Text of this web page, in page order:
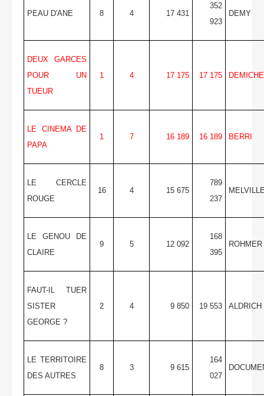
PEAU D'ANE 8 4 17 431
352
923
DEMY
DEUX GARCES
POUR UN
TUEUR
1 4 17 175 17 175
LE CINEMA DE
PAPA
1 7 16 189 16 189 BERRI
LE CERCLE
ROUGE
16 4 15 675
789
237
LE GENOU DE
CLAIRE
9 5 12 092
168
395
ROHMER
FAUT-IL TUER
SISTER
GEORGE ?
2 4 9 850 19 553 ALDRICH
LE TERRITOIRE
DES AUTRES
8 3 9 615
164
027